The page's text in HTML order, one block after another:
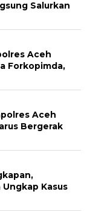
Salurkan
Aceh
Forkopimda,
Aceh
Bergerak
Kasus